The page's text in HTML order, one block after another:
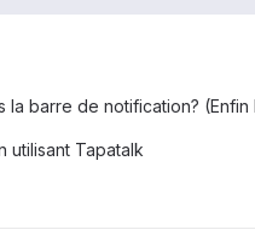
la barre de notification?
utilisant Tapatalk